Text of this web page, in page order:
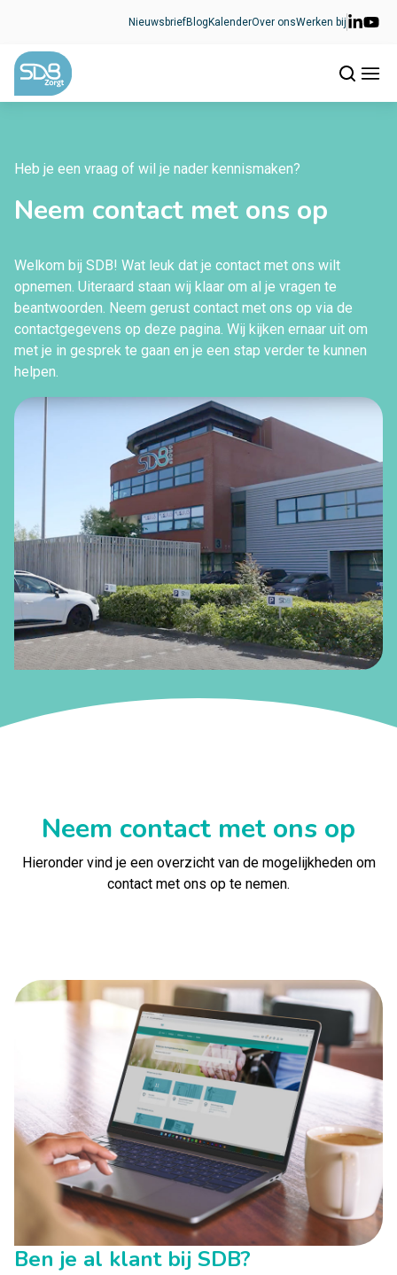
NieuwsbriefBlog KalenderOver onsWerken bij
Heb je een vraag of wil je nader kennismaken?
Neem contact met ons op
Welkom bij SDB! Wat leuk dat je contact met ons wilt
opnemen. Uiteraard staan wij klaar om al je vragen te
beantwoorden. Neem gerust contact met ons op via de
contactgegevens op deze pagina. Wij kijken ernaar uit om
met je in gesprek te gaan en je een stap verder te kunnen
helpen.
Neem contact met ons op
Hieronder vind je een overzicht van de mogelijkheden om
contact met ons op te nemen.
Ben je al klant bij SDB?